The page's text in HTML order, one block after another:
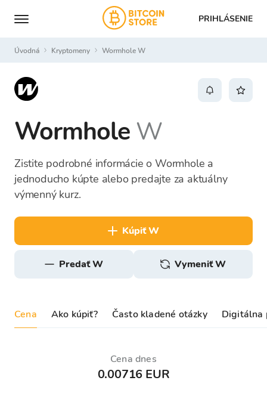
PRIHLÁSENIE
Úvodná Kryptomeny Wormhole W
Wormhole W
Zistite podrobné informácie o Wormhole a
jednoducho kúpte alebo predajte za aktuálny
výmenný kurz.
kúpiť W
predať W Vymeniť W
Cena Ako kúpiť? Často kladené otázky Digitálna
Cena dnes
0.00716 EUR